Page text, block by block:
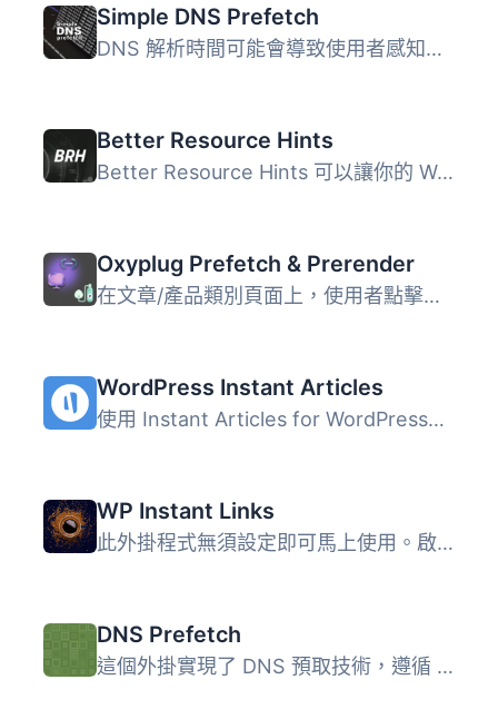
Simple DNS Prefetch
DNS 解析時間可能會導致使用者感知到的延遲時間增加。DNS 解...
Better Resource Hints
Better Resource Hints 可以讓你的 WordPress 網站或應用程式...
Oxyplug Prefetch & Prerender
在文章/產品類別頁面上，使用者點擊前會先預載前 X 項。X ...
WordPress Instant Articles
使用 Instant Articles for WordPress，您可以配置 DNS 預取 ...
WP Instant Links
此外掛程式無須設定即可馬上使用。啟用後，此外掛程式會在使...
DNS Prefetch
這個外掛實現了 DNS 預取技術，遵循 Mozilla 對 Firefox 瀏覽...